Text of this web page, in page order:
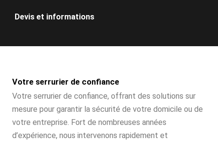
Devis et informations
Votre serrurier de confiance
Votre serrurier de confiance, offrant des solutions sur
mesure pour garantir la sécurité de votre domicile ou de
votre entreprise. Fort de nombreuses années
d’expérience, nous intervenons rapidement et